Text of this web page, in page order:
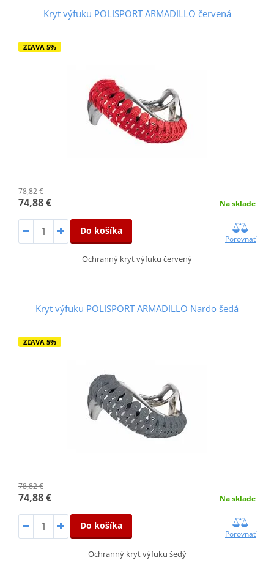
Kryt výfuku POLISPORT ARMADILLO červená
ZĽAVA 5%
78,82 €
74,88 € Na sklade
Do košíka
Porovnať
Ochranný kryt výfuku červený
Kryt výfuku POLISPORT ARMADILLO Nardo šedá
ZĽAVA 5%
78,82 €
74,88 € Na sklade
Do košíka
Porovnať
Ochranný kryt výfuku šedý